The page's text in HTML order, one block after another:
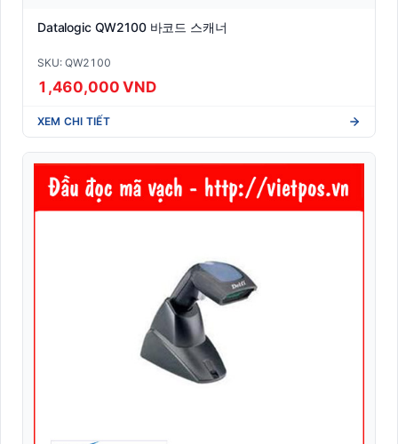
Datalogic QW2100 바코드 스캐너
SKU: QW2100
1,460,000 VND
XEM CHI TIẾT